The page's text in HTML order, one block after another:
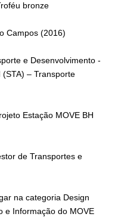
bronze
Campos (2016)
e Desenvolvimento -
(STA) – Transporte
Estação MOVE BH
de Transportes e
na categoria Design
e Informação do MOVE